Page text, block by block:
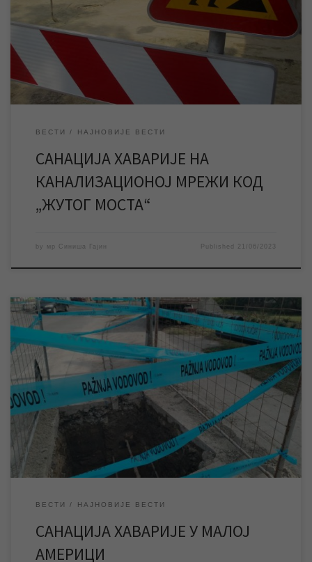
канализационој мрежи код „Жутог моста“ због чега ће исти,
као и делови две улице, бити привремено затворени за
саобраћај. У четвртак 22. јуна ЈКП „Водовод и канализација“
Зрењанин вршиће радове на санацији хаварије већег […]
ВЕСТИ НАЈНОВИЈЕ ВЕСТИ
САНАЦИЈА ХАВАРИЈЕ НА
КАНАЛИЗАЦИОНОЈ МРЕЖИ КОД
„ЖУТОГ МОСТА“
by мр Синиша Гајин Published 21/06/2023
У току је санација хаварије већег обима на дистрибутивној
мрежи у Малој Америци, због које је ово насеље тренутно без
воде. Екипе ЈКП „Водовод и канализација“ Зрењанин раде
на отклањању хаварије већег обима на дистрибутивној мрежи
у Малој Америци, због које је ово насеље тренутно без воде.
Због […]
ВЕСТИ НАЈНОВИЈЕ ВЕСТИ
САНАЦИЈА ХАВАРИЈЕ У МАЛОЈ
АМЕРИЦИ